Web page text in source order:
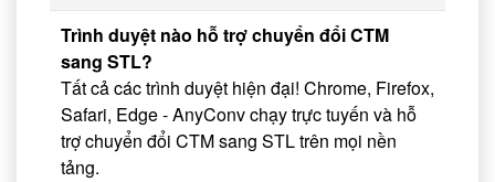
Trình duyệt nào hỗ trợ chuyển đổi CTM
sang STL?
Tất cả các trình duyệt hiện đại! Chrome, Firefox,
Safari, Edge - AnyConv chạy trực tuyến và hỗ
trợ chuyển đổi CTM sang STL trên mọi nền
tảng.